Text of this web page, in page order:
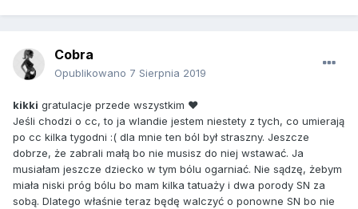
Cobra
Opublikowano 7 Sierpnia 2019
kikki gratulacje przede wszystkim ❤️
Jeśli chodzi o cc, to ja wlandie jestem niestety z tych, co umierają
po cc kilka tygodni :( dla mnie ten ból był straszny. Jeszcze
dobrze, że zabrali małą bo nie musisz do niej wstawać. Ja
musiałam jeszcze dziecko w tym bólu ogarniać. Nie sądzę, żebym
miała niski próg bólu bo mam kilka tatuaży i dwa porody SN za
sobą. Dlatego właśnie teraz będę walczyć o ponowne SN bo nie